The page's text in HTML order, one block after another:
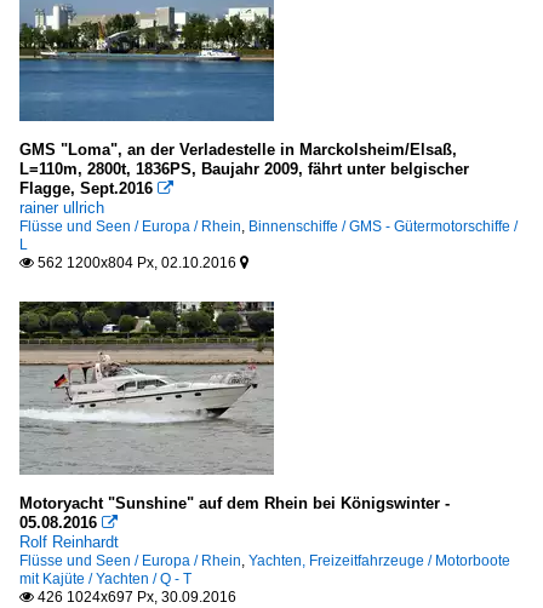
GMS "Loma", an der Verladestelle in Marckolsheim/Elsaß,
L=110m, 2800t, 1836PS, Baujahr 2009, fährt unter belgischer
Flagge, Sept.2016 
rainer ullrich
Flüsse und Seen / Europa / Rhein, Binnenschiffe / GMS - Gütermotorschiffe /
L
 562 1200x804 Px, 02.10.2016 
Motoryacht "Sunshine" auf dem Rhein bei Königswinter -
05.08.2016 
Rolf Reinhardt
Flüsse und Seen / Europa / Rhein, Yachten, Freizeitfahrzeuge / Motorboote
mit Kajüte / Yachten / Q - T
 426 1024x697 Px, 30.09.2016